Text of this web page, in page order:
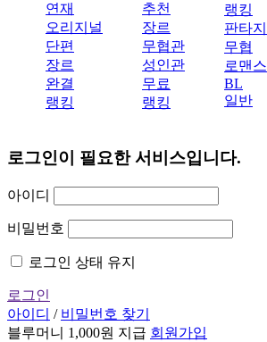
연재
오리지널
단편
장르
완결
랭킹
추천
장르
무협관
성인관
무료
랭킹
랭킹
판타지
무협
로맨스
BL
일반
로그인이 필요한 서비스입니다.
아이디
비밀번호
로그인 상태 유지
로그인
아이디 / 비밀번호 찾기
블루머니 1,000원 지급 회원가입